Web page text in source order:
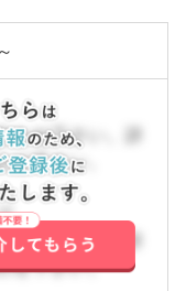
わせ下さい。詳
せ下さい。
わせ下さい。詳
せ下さい。